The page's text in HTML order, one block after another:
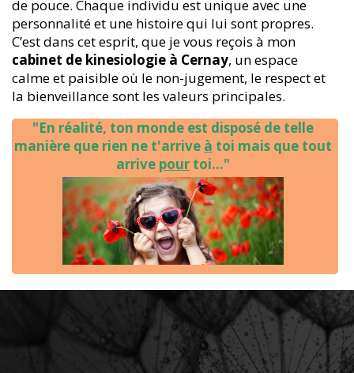
de pouce. Chaque individu est unique avec une
personnalité et une histoire qui lui sont propres.
C’est dans cet esprit, que je vous reçois à mon
cabinet de kinesiologie à Cernay, un espace
calme et paisible où le non-jugement, le respect et
la bienveillance sont les valeurs principales.
"En réalité, ton monde est disposé de telle
manière que rien ne t'arrive à toi mais que tout
arrive pour toi..."